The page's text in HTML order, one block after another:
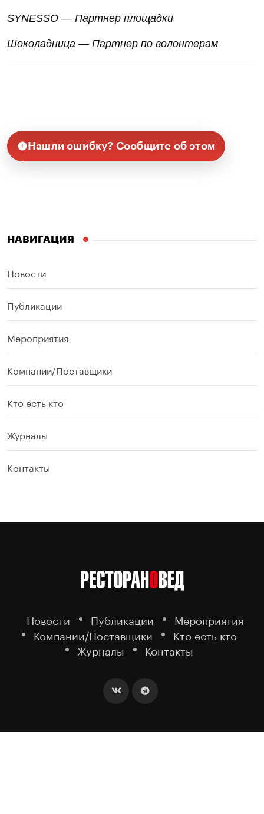
SYNESSO — Партнер площадки
Шоколадница — Партнер по волонтерам
Нашли ошибку? Сообщите об этом
НАВИГАЦИЯ
Новости
Публикации
Мероприятия
Компании/Поставщики
Кто есть кто
Журналы
Контакты
Новости Публикации
Мероприятия
Компании/Поставщики
Кто есть кто
Журналы
Контакты